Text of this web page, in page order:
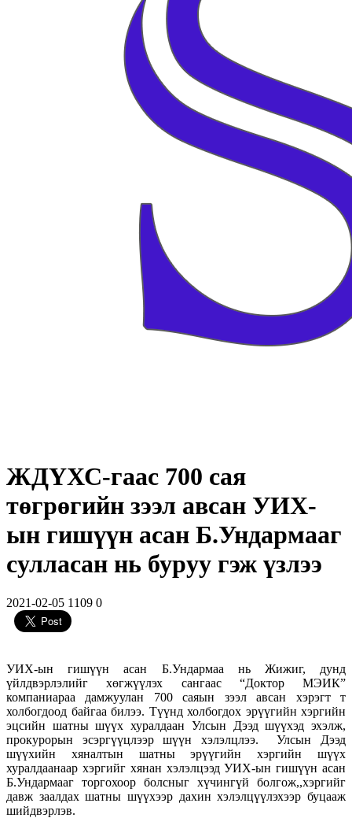
ЖДҮХС-гаас 700 сая
төгрөгийн зээл авсан УИХ-
ын гишүүн асан Б.Ундармааг
сулласан нь буруу гэж үзлээ
2021-02-05 1109 0
УИХ-ын гишүүн асан Б.Ундармаа нь Жижиг, дунд
үйлдвэрлэлийг хөгжүүлэх сангаас “Доктор МЭИК”
компаниараа дамжуулан 700 саяын зээл авсан хэрэгт т
холбогдоод байгаа билээ. Түүнд холбогдох эрүүгийн хэргийн
эцсийн шатны шүүх хуралдаан Улсын Дээд шүүхэд эхэлж,
прокурорын эсэргүүцлээр шүүн хэлэлцлээ. Улсын Дээд
шүүхийн хяналтын шатны эрүүгийн хэргийн шүүх
хуралдаанаар хэргийг хянан хэлэлцээд УИХ-ын гишүүн асан
Б.Ундармааг торгохоор болсныг хүчингүй болгож,,хэргийг
давж заалдах шатны шүүхээр дахин хэлэлцүүлэхээр буцааж
шийдвэрлэв.